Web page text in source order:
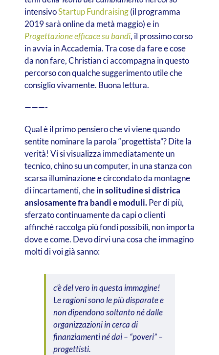
intensivoStartup Fundraising(il programma
2019 sarà online da metà maggio) e in
Progettazione efficace su bandi, il prossimo corso
in avvia in Accademia. Tra cose da fare e cose
da non fare, Christian ci accompagna in questo
percorso con qualche suggerimento utile che
consiglio vivamente. Buona lettura.
———-
Qual è il primo pensiero che vi viene quando
sentite nominare la parola “progettista”? Dite la
verità! Vi si visualizza immediatamente un
tecnico, chino su un computer, in una stanza con
scarsa illuminazione e circondato da montagne
di incartamenti, chein solitudine si districa
ansiosamente fra bandi e moduli.Per di più,
sferzato continuamente da capi o clienti
affinché raccolga più fondi possibili, non importa
dove e come. Devo dirvi una cosa che immagino
molti di voi già sanno:
c’è del vero in questa immagine!
Le ragioni sono le più disparate e
non dipendono soltanto né dalle
organizzazioni in cerca di
finanziamenti né dai – “poveri” –
progettisti.